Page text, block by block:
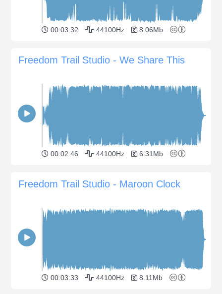
00:03:32 44100Hz 8.06Mb
Freedom Trail Studio - We Share This
00:02:46 44100Hz 6.31Mb
Freedom Trail Studio - Maroon Clock
00:03:33 44100Hz 8.11Mb